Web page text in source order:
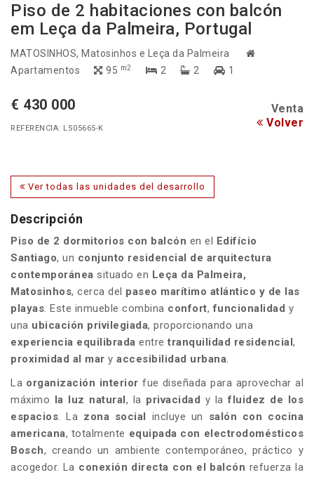
Piso de 2 habitaciones con balcón
em Leça da Palmeira, Portugal
MATOSINHOS, Matosinhos e Leça da Palmeira
Apartamentos
95 m2 2 2 1
€ 430 000 Venta
REFERENCIA: LS05665-K Volver
Ver todas las unidades del desarrollo
Descripción
Piso de 2 dormitorios con balcón en el
Edifício
Santiago, un conjunto residencial de arquitectura
contemporánea situado en Leça da Palmeira,
Matosinhos, cerca del paseo marítimo atlántico y de las
playas. Este inmueble combina confort,funcionalidad y
una ubicación privilegiada, proporcionando una
experiencia equilibrada entre tranquilidad residencial ,
proximidad al mar y accesibilidad urbana.
La organización interior fue diseñada para aprovechar al
máximo
la luz natural , la privacidad y la fluidez de los
espacios. La zona social incluye un salón con cocina
americana, totalmente equipada con electrodomésticos
Bosch, creando un ambiente contemporáneo, práctico y
acogedor. La conexión directa con el balcón refuerza la